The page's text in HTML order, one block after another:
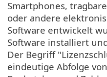
Smartphones,
oder andere
Software entwickelt
Software installiert
Der Begriff
eindeutige Abfolge